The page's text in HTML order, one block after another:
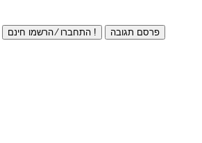
התחברו ⁄ הרשמו חינם ! פרסם תגובה